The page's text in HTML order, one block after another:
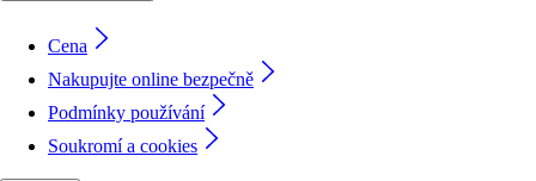
Cena
Nakupujte online bezpečně
Podmínky používání
Soukromí a cookies